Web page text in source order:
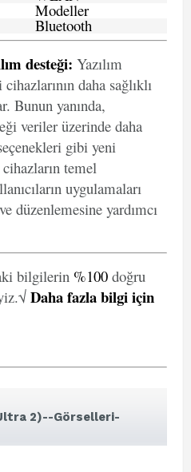
Modeller
Bluetooth
desteği: Yazılım
daha sağlıklı
Bunun yanında,
veriler üzerinde daha
gibi yeni
temel
uygulamaları
düzenlemesine yardımcı
bilgilerin %100 doğru
Daha fazla bilgi için
2)--Görselleri-